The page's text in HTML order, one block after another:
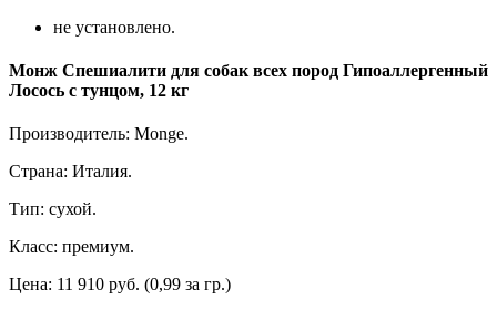
не установлено.
Монж Спешиалити для собак всех пород Гипоаллергенный
Лосось с тунцом, 12 кг
Производитель: Monge.
Страна: Италия.
Тип: сухой.
Класс: премиум.
Цена: 11 910 руб. (0,99 за гр.)